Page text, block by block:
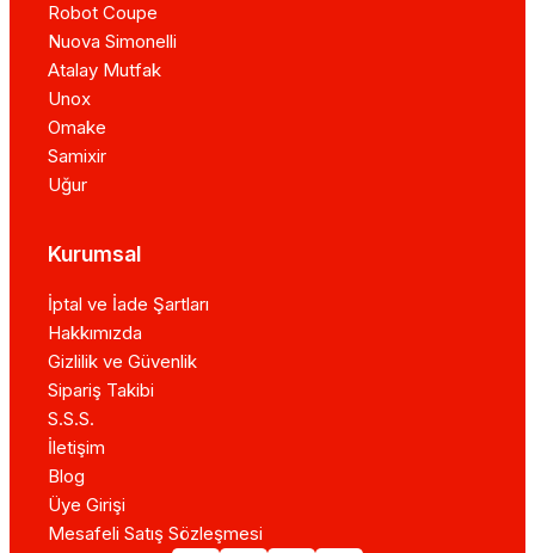
Robot Coupe
Nuova Simonelli
Atalay Mutfak
Unox
Omake
Samixir
Uğur
Kurumsal
İptal ve İade Şartları
Hakkımızda
Gizlilik ve Güvenlik
Sipariş Takibi
S.S.S.
İletişim
Blog
Üye Girişi
Mesafeli Satış Sözleşmesi